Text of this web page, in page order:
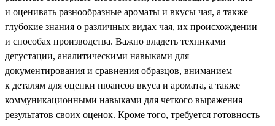
и оценивать разнообразные ароматы и вкусы чая, а также
глубокие знания о различных видах чая, их происхождении
и способах производства. Важно владеть техниками
дегустации, аналитическими навыками для
документирования и сравнения образцов, вниманием
к деталям для оценки нюансов вкуса и аромата, а также
коммуникационными навыками для четкого выражения
результатов своих оценок. Кроме того, требуется готовность